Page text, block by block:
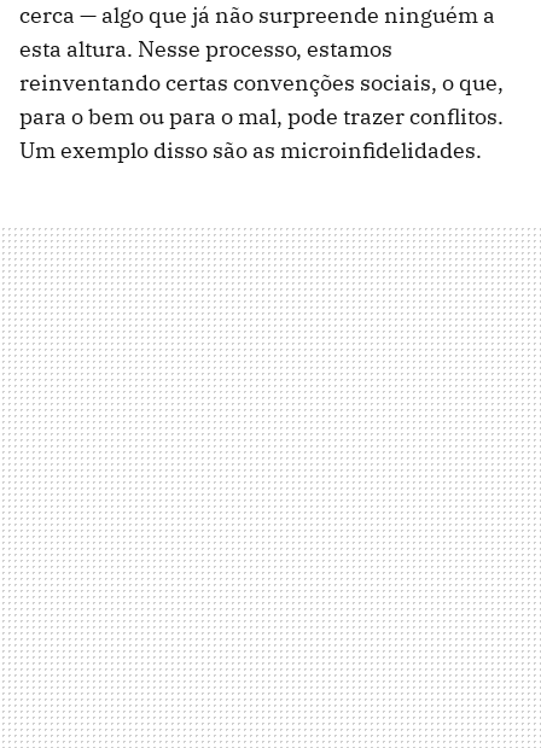
cerca — algo que já não surpreende ninguém a
esta altura. Nesse processo, estamos
reinventando certas convenções sociais, o que,
para o bem ou para o mal, pode trazer conflitos.
Um exemplo disso são as microinfidelidades.